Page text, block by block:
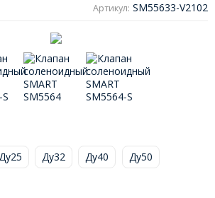
Артикул: SM55633-V2102
Ду25 Ду32 Ду40 Ду50